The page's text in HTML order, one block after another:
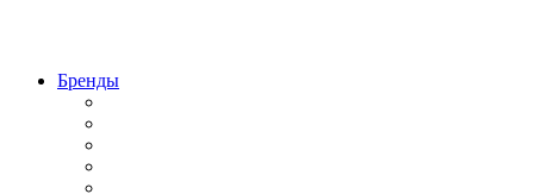
Бренды